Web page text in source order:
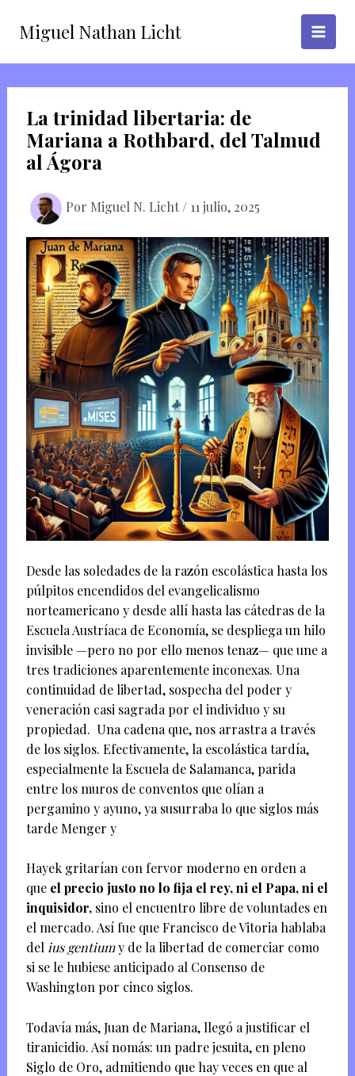
Miguel Nathan Licht
La trinidad libertaria: de
Mariana a Rothbard, del Talmud
al Ágora
Por Miguel N. Licht / 11 julio, 2025
Desde las soledades de la razón escolástica hasta los
púlpitos encendidos del evangelicalismo
norteamericano y desde allí hasta las cátedras de la
Escuela Austríaca de Economía, se despliega un hilo
invisible —pero no por ello menos tenaz— que une a
tres tradiciones aparentemente inconexas. Una
continuidad de libertad, sospecha del poder y
veneración casi sagrada por el individuo y su
propiedad. Una cadena que, nos arrastra a través
de los siglos. Efectivamente, la escolástica tardía,
especialmente la Escuela de Salamanca, parida
entre los muros de conventos que olían a
pergamino y ayuno, ya susurraba lo que siglos más
tarde Menger y
Hayek gritarían con fervor moderno en orden a
que el precio justo no lo fija el rey, ni el Papa, ni el
inquisidor,sino el encuentro libre de voluntades en
el mercado. Así fue que Francisco de Vitoria hablaba
delius gentiumy de la libertad de comerciar como
si se le hubiese anticipado al Consenso de
Washington por cinco siglos.
Todavía más, Juan de Mariana, llegó a justificar el
tiranicidio. Así nomás: un padre jesuita, en pleno
Siglo de Oro, admitiendo que hay veces en que al